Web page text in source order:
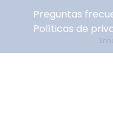
Preguntas
Políticas de